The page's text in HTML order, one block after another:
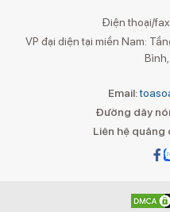
Điện thoại/
VP đại diện tại miền Nam:
Email:
Đường dây
Liên hệ quảng